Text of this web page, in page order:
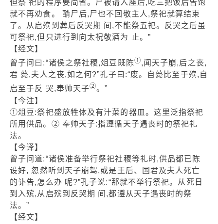
但祭 祀的程序要简省。尸被请入座后,吃三把饭后告饱
就不再劝食。 酳尸后,尸也不回敬主人,祭祀就算结束
了。从启殡到葬后反哭期 间,不能祭五祀。反哭之后虽
可祭祀,但只进行到向太祝敬酒为 止。”
【经文】
曾子问曰:“诸侯之祭社稷,俎豆既陈①,闻天子崩,后之丧,
君 薨,夫人之丧,如之何?”孔子曰:“废。自薨比至于殡,自
启至于反 哭,奉帅天子②。”
【今注】
①俎豆:祭祀盛放牲体及有汁菜的器皿。这里泛指祭祀
所用供品。② 奉帅天子:指遵循天子遇丧时的祭祀礼
法。
【今译】
曾子问道:“诸侯准备举行祭祀社稷等礼时,供品都已陈
设好, 忽然听到天子崩驾,或是王后、国君及夫人死亡
的讣告,怎么办 呢?”孔子说:“那就不举行祭祀。从死日
到入殡,从启殡到反哭期 间,都遵从天子遇丧时的祭
法。”
【经文】